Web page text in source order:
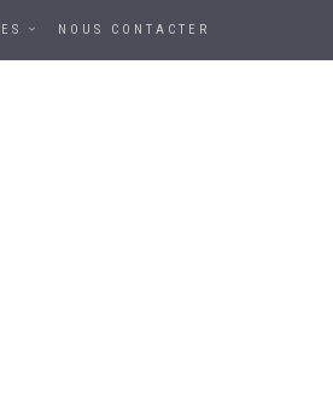
NOUS CONTACTER